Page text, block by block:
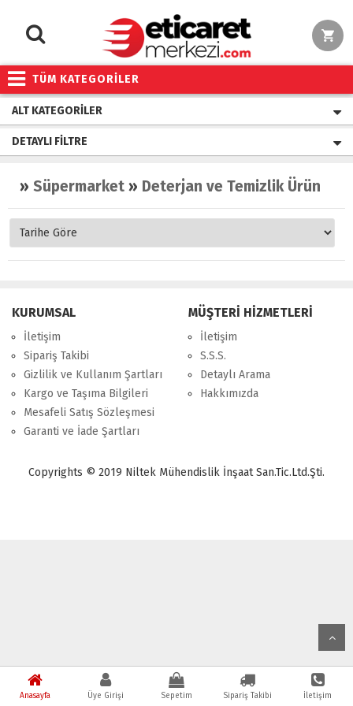
TÜM KATEGORİLER
Anasayfa Üye Girişi Sepetim Sipariş Takibi İletişim
ALT KATEGORILER
DETAYLI FILTRE
» Süpermarket » Deterjan ve Temizlik Ürünleri
KURUMSAL
İletişim
Sipariş Takibi
Gizlilik ve Kullanım Şartları
Kargo ve Taşıma Bilgileri
Mesafeli Satış Sözleşmesi
Garanti ve İade Şartları
MÜŞTERİ HİZMETLERİ
İletişim
S.S.S.
Detaylı Arama
Hakkımızda
Copyrights © 2019 Niltek Mühendislik İnşaat San.Tic.Ltd.Şti.